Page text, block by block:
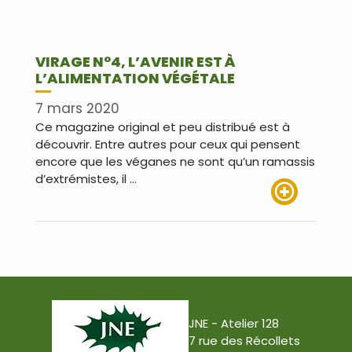
VIRAGE N°4, L’AVENIR EST À
L’ALIMENTATION VÉGÉTALE
7 mars 2020
Ce magazine original et peu distribué est à
découvrir. Entre autres pour ceux qui pensent
encore que les véganes ne sont qu’un ramassis
d’extrémistes, il …
JNE - Atelier 128
7 rue des Récollets